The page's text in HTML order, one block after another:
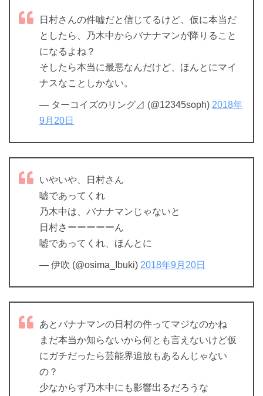
日村さんの件嘘だと信じてるけど、仮に本当だ
としたら、乃木中からバナナマンが降りること
になるよね？
そしたら本当に最悪なんだけど、ほんとにマイ
ナスなことしかない。
— ターコイズのリング⊿ (@12345soph) 2018年
9月20日
いやいや、日村さん
嘘であってくれ
乃木中は、バナナマンじゃないと
日村さーーーーーん
嘘であってくれ、ほんとに
— 伊吹 (@osima_Ibuki) 2018年9月20日
あとバナナマンの日村の件ってマジなのかね
まだ本当か知らないから何とも言えないけど仮
にガチだったら芸能界追放もあるんじゃない
の？
少なからず乃木中にも影響出るだろうな